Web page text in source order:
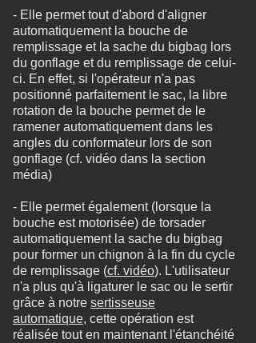
- Elle permet tout d'abord d'aligner
automatiquement la bouche de
remplissage et la sache du bigbag lors
du gonflage et du remplissage de celui-
ci. En effet, si l'opérateur n'a pas
positionné parfaitement le sac, la libre
rotation de la bouche permet de le
ramener automatiquement dans les
angles du conformateur lors de son
gonflage (cf. vidéo dans la section
média)
- Elle permet également (lorsque la
bouche est motorisée) de torsader
automatiquement la sache du bigbag
pour former un chignon à la fin du cycle
de remplissage (cf. vidéo). L'utilisateur
n'a plus qu'à ligaturer le sac ou le sertir
grâce à notre sertisseuse
automatique, cette opération est
réalisée tout en maintenant l'étanchéité